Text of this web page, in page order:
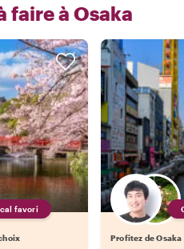
faire à Osaka
favori
Profitez de